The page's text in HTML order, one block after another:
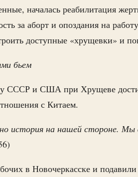
началась реабилитация
за аборт и опоздания на
доступные «хрущевки» и
бьем
СССР и США при Хрущеве
с Китаем.
история на нашей стороне. Мы
в Новочеркасске и